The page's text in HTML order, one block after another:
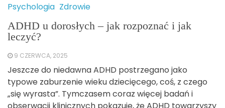
Psychologia Zdrowie
ADHD u dorosłych – jak rozpoznać i jak
leczyć?
9 CZERWCA, 2025
Jeszcze do niedawna ADHD postrzegano jako
typowe zaburzenie wieku dziecięcego, coś, z czego
„się wyrasta”. Tymczasem coraz więcej badań i
obserwacji klinicznych pokazuje, że ADHD towarzyszy